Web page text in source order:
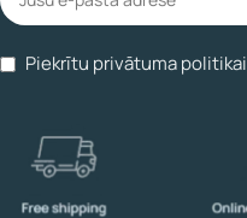
Piekrītu privātuma politikai